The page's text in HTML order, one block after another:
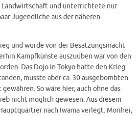
und unterrichtete nur
Jugendliche aus der näheren
und wurde von der Besatzungsmacht
Kampfkünste auszuüben war von den
Das Dojo in Tokyo hatte den Krieg
musste aber ca. 30 ausgebombten
So wäre hier, auch ohne das
nicht möglich gewesen. Aus diesem
nach Iwama verlegt. Morihei,